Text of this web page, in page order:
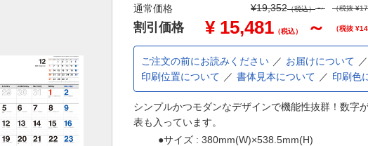
通常価格 ¥19,352（税込）～ （税抜 ¥
割引価格 ¥ 15,481 （税込） ～ （税抜 ¥
ご注文の前にお読みください
お届けについて
印刷位置について
書体見本について 印刷色
シンプルかつモダンなデザインで機能性抜群！数字
表も入っています。
●サイズ : 380mm(W)×538.5mm(H)